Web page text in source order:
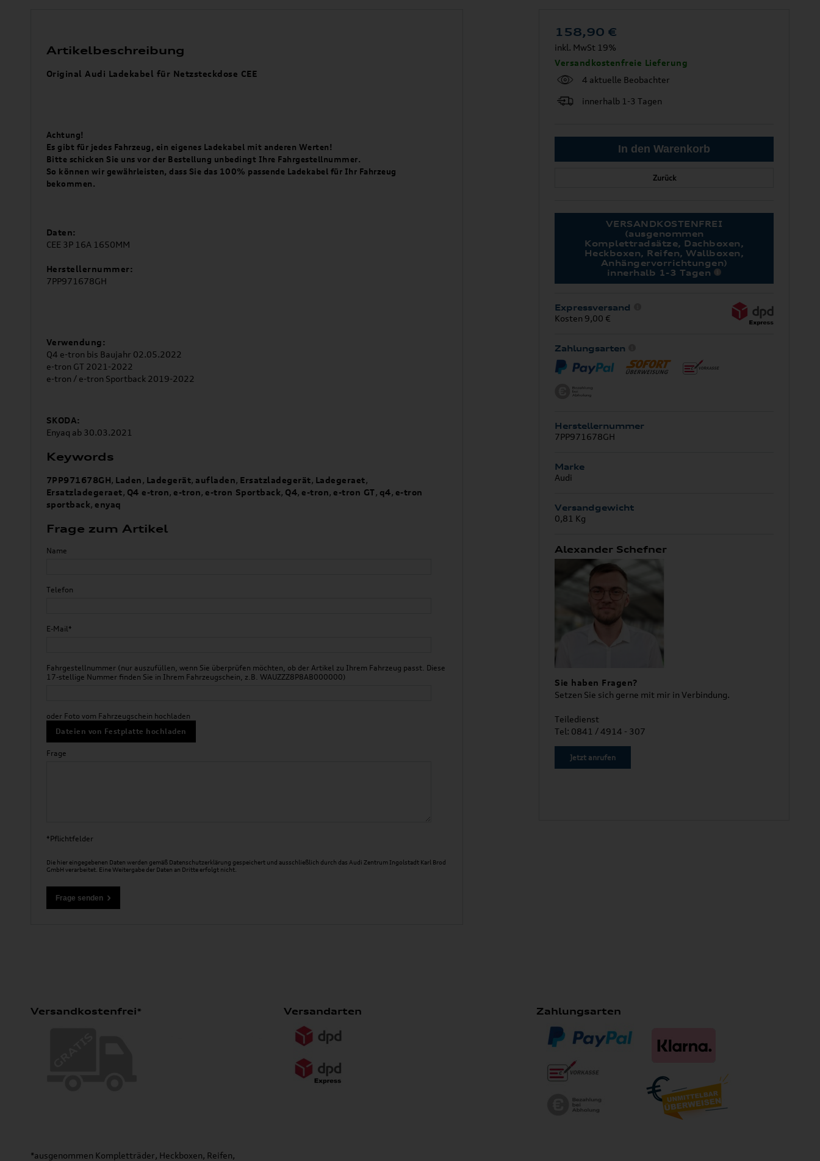
Artikelbeschreibung
Original Audi Ladekabel für Netzsteckdose CEE
Achtung!
Es gibt für jedes Fahrzeug, ein eigenes Ladekabel mit anderen Werten!
Bitte schicken Sie uns vor der Bestellung unbedingt Ihre Fahrgestellnummer.
So können wir gewährleisten, dass Sie das 100% passende Ladekabel für Ihr Fahrzeug
bekommen.
Daten:
CEE 3P 16A 1650MM
Herstellernummer:
7PP971678GH
Verwendung:
Q4 e-tron bis Baujahr 02.05.2022
e-tron GT 2021-2022
e-tron / e-tron Sportback 2019-2022
SKODA:
Enyaq ab 30.03.2021
Keywords
7PP971678GH, Laden, Ladegerät, aufladen, Ersatzladegerät, Ladegeraet,
Ersatzladegeraet, Q4 e-tron, e-tron, e-tron Sportback, Q4, e-tron, e-tron GT, q4, e-tron
sportback, enyaq
Frage zum Artikel
Name
Telefon
E-Mail*
Fahrgestellnummer (nur auszufüllen, wenn Sie überprüfen möchten, ob der Artikel zu Ihrem Fahrzeug passt. Diese
17-stellige Nummer finden Sie in Ihrem Fahrzeugschein, z.B. WAUZZZ8P8AB000000)
oder Foto vom Fahrzeugschein hochladen
Dateien von Festplatte hochladen
Frage
*Pflichtfelder
Die hier eingegebenen Daten werden gemäß Datenschutzerklärung gespeichert und ausschließlich durch das Audi Zentrum Ingolstadt Karl Brod
GmbH verarbeitet. Eine Weitergabe der Daten an Dritte erfolgt nicht.
158,90 €
inkl. MwSt 19%
Versandkostenfreie Lieferung
4 aktuelle Beobachter
innerhalb 1-3 Tagen
Zurück
VERSANDKOSTENFREI
(ausgenommen
Komplettradsätze, Dachboxen,
Heckboxen, Reifen, Wallboxen,
Anhängervorrichtungen)
innerhalb 1-3 Tagen
Expressversand
Kosten 9,00 €
Zahlungsarten
Herstellernummer
7PP971678GH
Marke
Audi
Versandgewicht
0,81 Kg
Alexander Schefner
Sie haben Fragen?
Setzen Sie sich gerne mit mir in Verbindung.
Teiledienst
Tel: 0841 / 4914 - 307
Jetzt anrufen
Versandkostenfrei*
*ausgenommen Kompletträder, Heckboxen, Reifen,
Versandarten Zahlungsarten